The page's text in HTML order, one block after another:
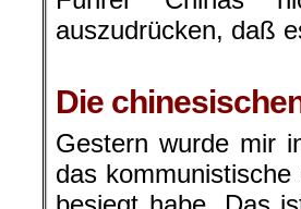
auszudrücken, daß
Die
Gestern wurde mir
das